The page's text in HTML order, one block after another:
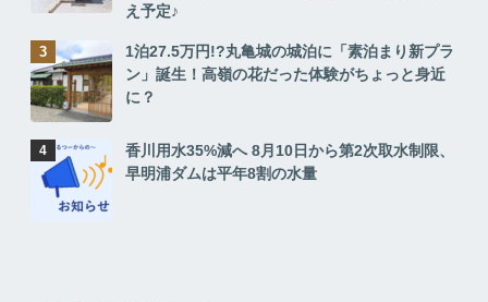
え予定♪
1泊27.5万円!?丸亀城の城泊に「素泊まり新プラ
ン」誕生！高嶺の花だった体験がちょっと身近
に？
香川用水35%減へ 8月10日から第2次取水制限、
早明浦ダムは平年8割の水量